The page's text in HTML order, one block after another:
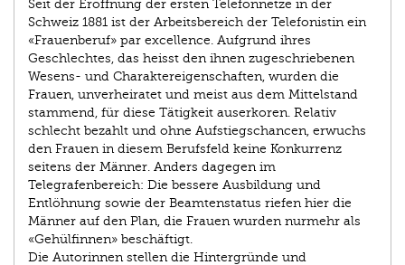
Seit der Eröffnung der ersten Telefonnetze in der
Schweiz 1881 ist der Arbeitsbereich der Telefonistin ein
«Frauenberuf» par excellence. Aufgrund ihres
Geschlechtes, das heisst den ihnen zugeschriebenen
Wesens- und Charaktereigenschaften, wurden die
Frauen, unverheiratet und meist aus dem Mittelstand
stammend, für diese Tätigkeit auserkoren. Relativ
schlecht bezahlt und ohne Aufstiegschancen, erwuchs
den Frauen in diesem Berufsfeld keine Konkurrenz
seitens der Männer. Anders dagegen im
Telegrafenbereich: Die bessere Ausbildung und
Entlöhnung sowie der Beamtenstatus riefen hier die
Männer auf den Plan, die Frauen wurden nurmehr als
«Gehülfinnen» beschäftigt.
Die Autorinnen stellen die Hintergründe und